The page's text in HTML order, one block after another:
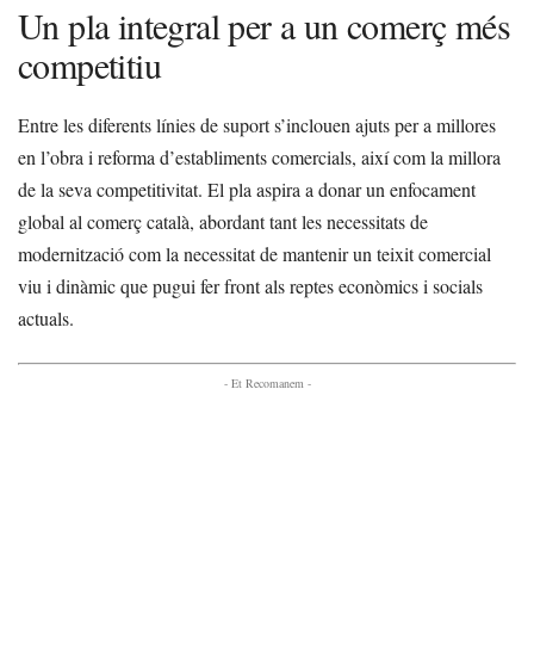
Un pla integral per a un comerç més
competitiu
Entre les diferents línies de suport s’inclouen ajuts per a millores
en l’obra i reforma d’establiments comercials, així com la millora
de la seva competitivitat. El pla aspira a donar un enfocament
global al comerç català, abordant tant les necessitats de
modernització com la necessitat de mantenir un teixit comercial
viu i dinàmic que pugui fer front als reptes econòmics i socials
actuals.
- Et Recomanem -